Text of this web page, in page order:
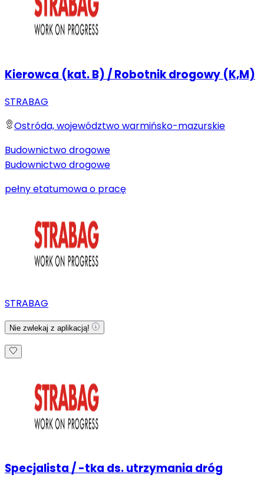
Kierowca (kat. B) / Robotnik drogowy (K,M)
STRABAG
Ostróda, województwo warmińsko-mazurskie
Budownictwo drogowe
Budownictwo drogowe
pełny etatumowa o pracę
STRABAG
Nie zwlekaj z aplikacją!
Specjalista / -tka ds. utrzymania dróg